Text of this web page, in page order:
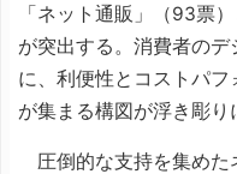
「ネット通販」（93票
が突出する。消費者の
に、利便性とコストパ
が集まる構図が浮き彫り
圧倒的な支持を集めた